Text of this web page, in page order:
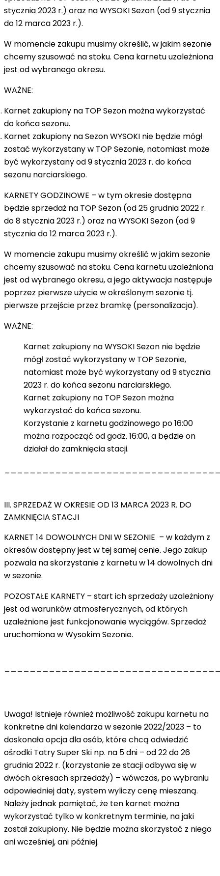
stycznia 2023 r.) oraz naWYSOKI Sezon (od 9 stycznia
do 12 marca 2023 r.).
W momencie zakupu musimy określić, w jakim sezonie
chcemy szusować na stoku. Cena karnetu uzależniona
jest od wybranego okresu.
WAŻNE:
Karnet zakupiony na TOP Sezon można wykorzystać
do końca sezonu.
Karnet zakupiony na Sezon WYSOKI nie będzie mógł
zostać wykorzystany w TOP Sezonie, natomiast może
być wykorzystany od 9 stycznia 2023 r. do końca
sezonu narciarskiego.
KARNETY GODZINOWE – w tym okresie dostępna
będzie sprzedaż na TOP Sezon (od 25 grudnia 2022 r.
do 8 stycznia 2023 r.) oraz naWYSOKI Sezon (od 9
stycznia do 12 marca 2023 r.).
W momencie zakupu musimy określić w jakim sezonie
chcemy szusować na stoku. Cena karnetu uzależniona
jest od wybranego okresu, a jego aktywacja następuje
poprzez pierwsze użycie w określonym sezonie tj.
pierwsze przejście przez bramkę (personalizacja).
WAŻNE:
Karnet zakupiony na WYSOKI Sezon nie będzie
mógł zostać wykorzystany w TOP Sezonie,
natomiast może być wykorzystany od 9 stycznia
2023 r. do końca sezonu narciarskiego.
Karnet zakupiony na TOP Sezon można
wykorzystać do końca sezonu.
Korzystanie z karnetu godzinowego po 16:00
można rozpocząć od godz. 16:00, a będzie on
działał do zamknięcia stacji.
III. SPRZEDAŻ W OKRESIE OD 13 MARCA 2023 R. DO
ZAMKNIĘCIA STACJI
KARNET 14 DOWOLNYCH DNI W SEZONIE – w każdym z
okresów dostępny jest w tej samej cenie. Jego zakup
pozwala na skorzystanie z karnetu w 14 dowolnych dni
w sezonie.
POZOSTAŁE KARNETY – start ich sprzedaży uzależniony
jest od warunków atmosferycznych, od których
uzależnione jest funkcjonowanie wyciągów. Sprzedaż
uruchomiona w Wysokim Sezonie.
Uwaga! Istnieje również możliwość zakupu karnetu na
konkretne dni kalendarza w sezonie 2022/2023 – to
doskonała opcja dla osób, które chcą odwiedzić
ośrodki Tatry Super Ski np. na 5 dni – od 22 do 26
grudnia 2022 r. (korzystanie ze stacji odbywa się w
dwóch okresach sprzedaży) – wówczas, po wybraniu
odpowiedniej daty, system wyliczy cenę mieszaną.
Należy jednak pamiętać, że ten karnet można
wykorzystać tylko w konkretnym terminie, na jaki
został zakupiony. Nie będzie można skorzystać z niego
ani wcześniej, ani później.